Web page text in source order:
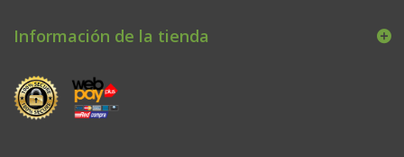
Información de la tienda